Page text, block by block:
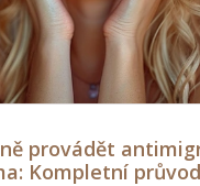
provádět
Kompletní